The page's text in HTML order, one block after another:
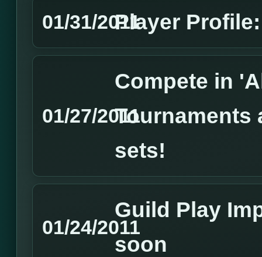
01/31/2011Player
01/27/2011
Compete in
Tournaments
sets!
01/24/2011
Guild Play
soon